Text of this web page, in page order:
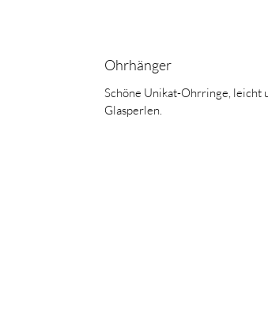
Ohrhänger
Schöne Unikat-Ohrringe, leicht
Glasperlen.